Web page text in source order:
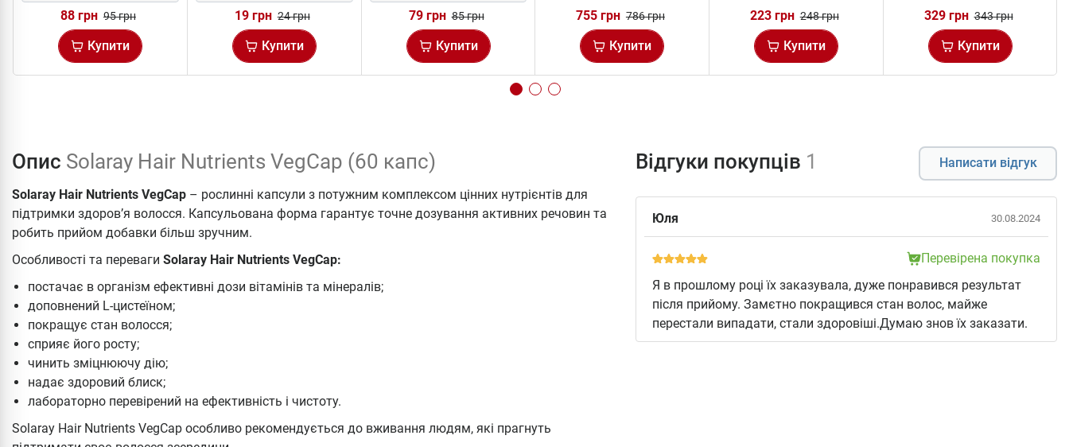
88 грн 95 грн
Купити
19 грн 24 грн
Купити
79 грн 85 грн
Купити
755 грн 786 грн
Купити
223 грн 248 грн
Купити
329 грн 343 грн
Купити
Опис Solaray Hair Nutrients VegCap (60 капс)
Solaray Hair Nutrients VegCap – рослинні капсули з потужним комплексом цінних нутрієнтів для
підтримки здоров’я волосся. Капсульована форма гарантує точне дозування активних речовин та
робить прийом добавки більш зручним.
Особливості та переваги Solaray Hair Nutrients VegCap:
постачає в організм ефективні дози вітамінів та мінералів;
доповнений L-цистеїном;
покращує стан волосся;
сприяє його росту;
чинить зміцнюючу дію;
надає здоровий блиск;
лабораторно перевірений на ефективність і чистоту.
Solaray Hair Nutrients VegCap особливо рекомендується до вживання людям, які прагнуть
Відгуки покупців 1 Написати відгук
Юля 30.08.2024
Перевірена покупка
Я в прошлому році їх заказувала, дуже понравився результат
після прийому. Замєтно покращився стан волос, майже
перестали випадати, стали здоровіші.Думаю знов їх заказати.